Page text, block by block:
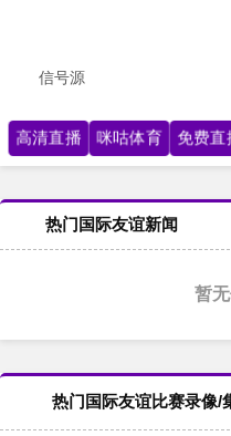
信号源
高清直播 咪咕体育 免费直
热门国际友谊新闻
暂
热门国际友谊比赛录像/